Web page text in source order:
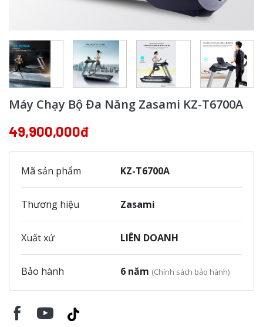
Máy Chạy Bộ Đa Năng Zasami KZ-T6700A
49,900,000đ
Mã sản phẩm KZ-T6700A
Thương hiệu Zasami
Xuất xứ LIÊN DOANH
Bảo hành 6 năm (Chính sách bảo hành)